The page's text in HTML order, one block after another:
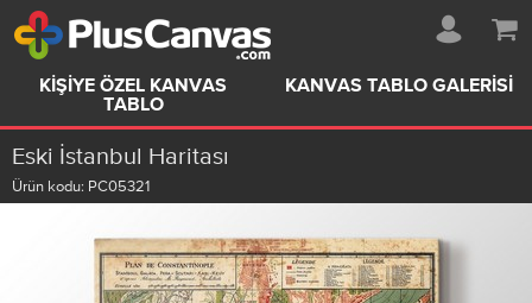
KIŞIYE ÖZEL KANVAS
TABLO
KANVAS TABLO GALERISI
Eski İstanbul Haritası
Ürün kodu: PC05321